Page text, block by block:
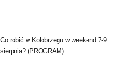
Co robić w Kołobrzegu w weekend 7-9
sierpnia? (PROGRAM)